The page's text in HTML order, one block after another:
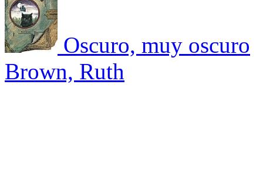
Oscuro, muy oscuro
Brown, Ruth